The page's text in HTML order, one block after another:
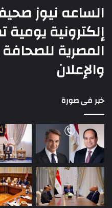
الساعه نيوز
إلكترونية
المصرية
والإعلان
خبر فى صورة